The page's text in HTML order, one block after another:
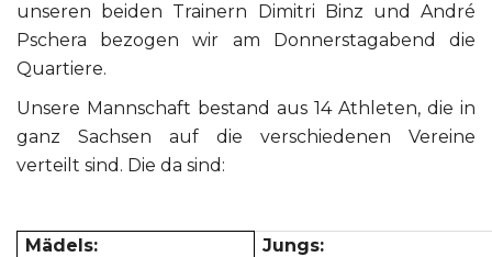
unseren beiden Trainern Dimitri Binz und André
Pschera bezogen wir am Donnerstagabend die
Quartiere.
Unsere Mannschaft bestand aus 14 Athleten, die in
ganz Sachsen auf die verschiedenen Vereine
verteilt sind. Die da sind:
Mädels:
Jungs: